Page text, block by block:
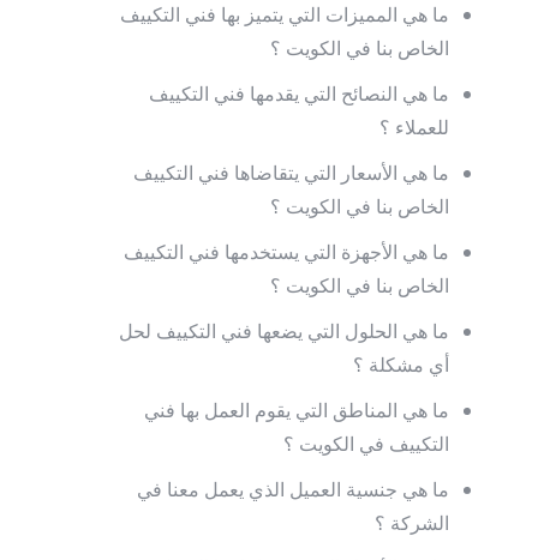
ما هي المميزات التي يتميز بها فني التكييف
الخاص بنا في الكويت ؟
ما هي النصائح التي يقدمها فني التكييف
للعملاء ؟
ما هي الأسعار التي يتقاضاها فني التكييف
الخاص بنا في الكويت ؟
ما هي الأجهزة التي يستخدمها فني التكييف
الخاص بنا في الكويت ؟
ما هي الحلول التي يضعها فني التكييف لحل
أي مشكلة ؟
ما هي المناطق التي يقوم العمل بها فني
التكييف في الكويت ؟
ما هي جنسية العميل الذي يعمل معنا في
الشركة ؟